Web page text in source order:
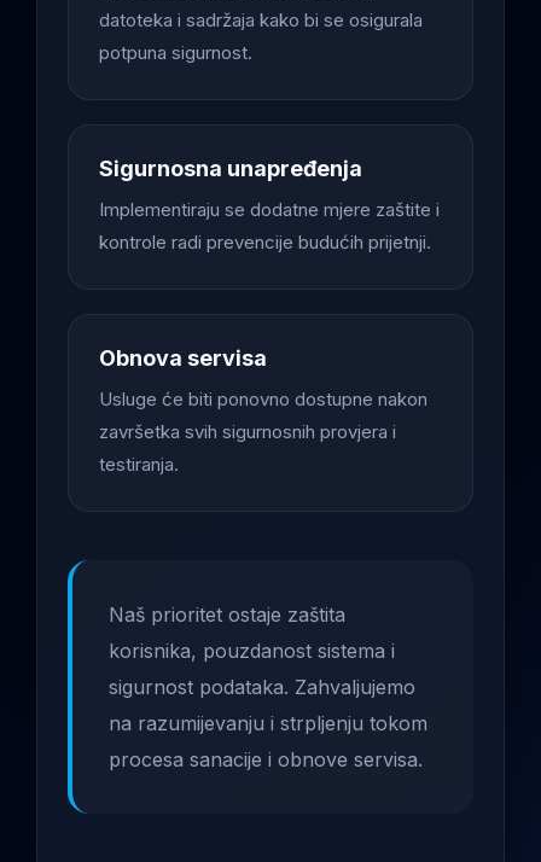
datoteka i sadržaja kako bi se osigurala
potpuna sigurnost.
Sigurnosna unapređenja
Implementiraju se dodatne mjere zaštite i
kontrole radi prevencije budućih prijetnji.
Obnova servisa
Usluge će biti ponovno dostupne nakon
završetka svih sigurnosnih provjera i
testiranja.
Naš prioritet ostaje zaštita
korisnika, pouzdanost sistema i
sigurnost podataka. Zahvaljujemo
na razumijevanju i strpljenju tokom
procesa sanacije i obnove servisa.